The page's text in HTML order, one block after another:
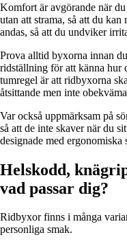
Komfort är avgörande när
utan att strama, så att du
andas, så att du undviker
Prova alltid byxorna innan
ridställning för att känna hur
tumregel är att ridbyxorna
åtsittande men inte
Var också uppmärksam på
så att de inte skaver när du
designade med
Helskodd,
vad passar dig?
Ridbyxor finns i många
personliga smak.